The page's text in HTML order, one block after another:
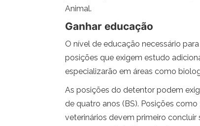
Animal.
Ganhar educação
O nível de educação necessário
posições que exigem estudo
especializarão em áreas como
As posições do detentor podem
de quatro anos (BS). Posições
veterinários devem primeiro